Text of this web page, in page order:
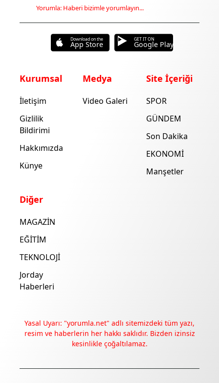
Yorumla: Haberi bizimle yorumlayın...
Download on the
App Store
GET IT ON
Google Play
Kurumsal
İletişim
Gizlilik
Bildirimi
Hakkımızda
Künye
Medya
Video Galeri
Site İçeriği
SPOR
GÜNDEM
Son Dakika
EKONOMİ
Manşetler
Diğer
MAGAZİN
EĞİTİM
TEKNOLOJİ
Jorday
Haberleri
Yasal Uyarı: "yorumla.net" adlı sitemizdeki tüm yazı,
resim ve haberlerin her hakkı saklıdır. Bizden izinsiz
kesinlikle çoğaltılamaz.